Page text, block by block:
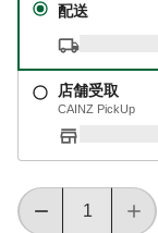
配送
店舗受取
CAINZ PickUp